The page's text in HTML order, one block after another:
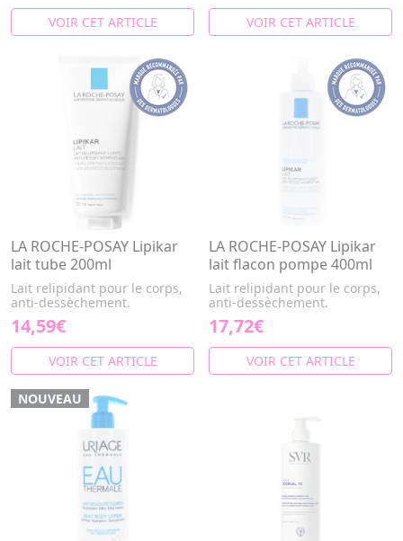
VOIR CET ARTICLE VOIR CET ARTICLE
LA ROCHE-POSAY Lipikar
lait tube 200ml
Lait relipidant pour le corps,
anti-dessèchement.
14,59€
VOIR CET ARTICLE
LA ROCHE-POSAY Lipikar
lait flacon pompe 400ml
Lait relipidant pour le corps,
anti-dessèchement.
17,72€
VOIR CET ARTICLE
NOUVEAU